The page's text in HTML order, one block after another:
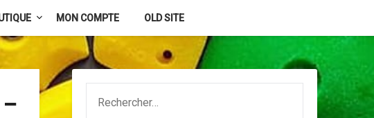
MON COMPTE OLD SITE
–